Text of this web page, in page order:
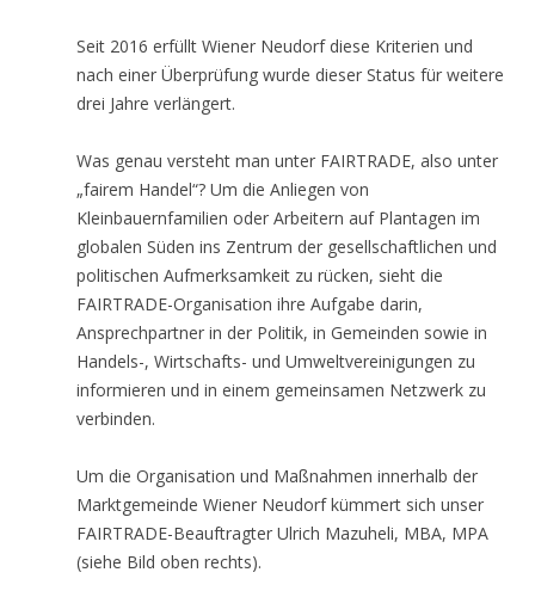
Seit 2016 erfüllt Wiener Neudorf diese Kriterien und
nach einer Überprüfung wurde dieser Status für weitere
drei Jahre verlängert.
Was genau versteht man unter FAIRTRADE, also unter
„fairem Handel“? Um die Anliegen von
Kleinbauernfamilien oder Arbeitern auf Plantagen im
globalen Süden ins Zentrum der gesellschaftlichen und
politischen Aufmerksamkeit zu rücken, sieht die
FAIRTRADE-Organisation ihre Aufgabe darin,
Ansprechpartner in der Politik, in Gemeinden sowie in
Handels-, Wirtschafts- und Umweltvereinigungen zu
informieren und in einem gemeinsamen Netzwerk zu
verbinden.
Um die Organisation und Maßnahmen innerhalb der
Marktgemeinde Wiener Neudorf kümmert sich unser
FAIRTRADE-Beauftragter Ulrich Mazuheli, MBA, MPA
(siehe Bild oben rechts).